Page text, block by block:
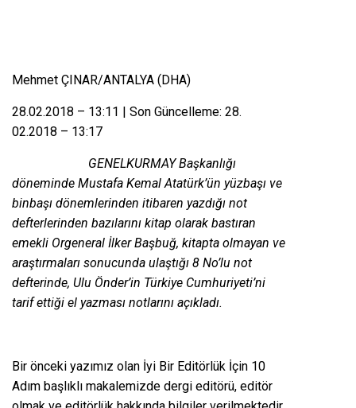
Mehmet ÇINAR/ANTALYA (DHA)
28.02.2018 – 13:11 | Son Güncelleme: 28.
02.2018 – 13:17
GENELKURMAY Başkanlığı
döneminde Mustafa Kemal Atatürk’ün yüzbaşı ve
binbaşı dönemlerinden itibaren yazdığı not
defterlerinden bazılarını kitap olarak bastıran
emekli Orgeneral İlker Başbuğ, kitapta olmayan ve
araştırmaları sonucunda ulaştığı 8 No’lu not
defterinde, Ulu Önder’in Türkiye Cumhuriyeti’ni
tarif ettiği el yazması notlarını açıkladı.
Bir önceki yazımız olan İyi Bir Editörlük İçin 10
Adım başlıklı makalemizde dergi editörü, editör